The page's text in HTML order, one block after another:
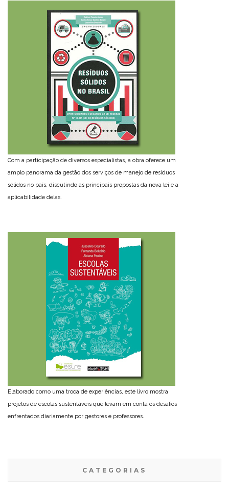
Com a participação de diversos especialistas, a obra oferece um
amplo panorama da gestão dos serviços de manejo de resíduos
sólidos no país, discutindo as principais propostas da nova lei e a
aplicabilidade delas.
Elaborado como uma troca de experiências, este livro mostra
projetos de escolas sustentáveis que levam em conta os desafios
enfrentados diariamente por gestores e professores.
CATEGORIAS